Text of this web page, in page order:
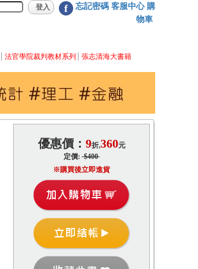
f 忘記密碼 客服中心 購
物車
法官學院裁判教材系列 張志清海大書籍
優惠價： 9折,360元
定價:$400
※購買後立即進貨